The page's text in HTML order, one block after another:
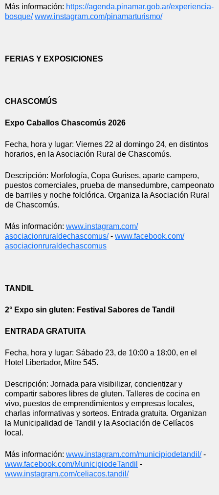
Más información: https://agenda.pinamar.gob.ar/experiencia-
bosque/ www.instagram.com/pinamarturismo/
FERIAS Y EXPOSICIONES
CHASCOMÚS
Expo Caballos Chascomús 2026
Fecha, hora y lugar: Viernes 22 al domingo 24, en distintos
horarios, en la Asociación Rural de Chascomús.
Descripción: Morfología, Copa Gurises, aparte campero,
puestos comerciales, prueba de mansedumbre, campeonato
de barriles y noche folclórica. Organiza la Asociación Rural
de Chascomús.
Más información: www.instagram.com/
asociacionruraldechascomus/ - www.facebook.com/
asociacionruraldechascomus
TANDIL
2° Expo sin gluten: Festival Sabores de Tandil
ENTRADA GRATUITA
Fecha, hora y lugar: Sábado 23, de 10:00 a 18:00, en el
Hotel Libertador, Mitre 545.
Descripción: Jornada para visibilizar, concientizar y
compartir sabores libres de gluten. Talleres de cocina en
vivo, puestos de emprendimientos y empresas locales,
charlas informativas y sorteos. Entrada gratuita. Organizan
la Municipalidad de Tandil y la Asociación de Celíacos
local.
Más información: www.instagram.com/municipiodetandil/
www.facebook.com/MunicipiodeTandil
www.instagram.com/celiacos.tandil/